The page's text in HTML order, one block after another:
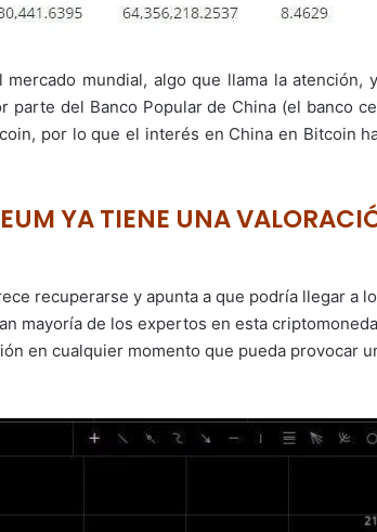
mundial, algo que llama la atención,
del Banco Popular de China (el banco
por lo que el interés en China en Bitcoin
YA TIENE UNA
recuperarse y apunta a que podría llegar a
mayoría de los expertos en esta
en cualquier momento que pueda provocar